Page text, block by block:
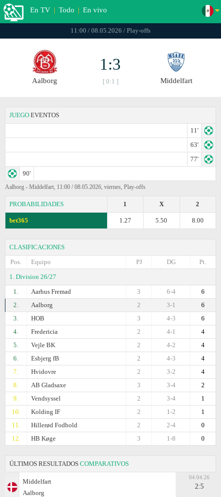
En TV | Todo | En vivo
11:00 / 08.05.2026 / Play-offs
Aalborg
1:3
[ 0:1 ] Middelfart
JUEGO EVENTOS
11'
63'
77'
90'
Aalborg - Middelfart, 11:00 / 08.05.2026, viernes, Play-offs
PROBABILIDADES 2
X
1
bet365 8.00
5.50
1.27
CLASIFICACIONES
Pos.
Equipo Pt.
DG
PJ
1. Division 26/27
1.
Aarhus Fremad 6
6-4
3
2.
Aalborg 6
3-1
2
3.
HOB 6
4-3
3
4.
Fredericia 4
4-1
2
5.
Vejle BK 4
4-2
2
6.
Esbjerg fB 4
4-3
2
7.
Hvidovre 4
3-2
2
8.
AB Gladsaxe 2
3-4
3
9.
Vendsyssel 1
3-4
2
10.
Kolding IF 1
1-2
2
11.
Hillerød Fodbold 0
2-4
2
12.
HB Køge 0
1-8
3
ÚLTIMOS RESULTADOS COMPARATIVOS
Middelfart
Aalborg
04.04.26
2:5